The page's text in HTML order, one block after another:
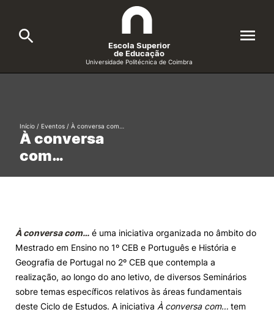
Cursos
Candidatos
Investigação e Projetos
Alunos
Knowledge Factory
Escola Superior
de Educação
Universidade Politécnica de Coimbra
Formative Offer
À conversa
com…
Início / Eventos / À conversa com…
À conversa com… é uma iniciativa organizada no âmbito do
Mestrado em Ensino no 1º CEB e Português e História e
Geografia de Portugal no 2º CEB que contempla a
realização, ao longo do ano letivo, de diversos Seminários
sobre temas específicos relativos às áreas fundamentais
deste Ciclo de Estudos. A iniciativa À conversa com… tem